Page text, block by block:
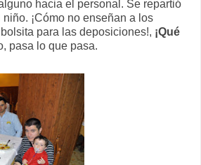
hacia el personal. Se repartió
¡Cómo no enseñan a los
para las deposiciones!, ¡Qué
pasa lo que pasa.